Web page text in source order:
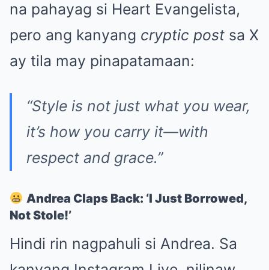
na pahayag si Heart Evangelista,
pero ang kanyang cryptic post sa X
ay tila may pinapatamaan:
“Style is not just what you wear,
it’s how you carry it—with
respect and grace.”
Andrea Claps Back: ‘I Just Borrowed,
Not Stole!’
Hindi rin nagpahuli si Andrea. Sa